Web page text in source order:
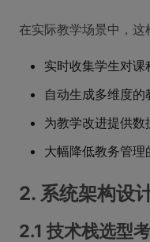
在实际教学场景中，这
实时收集学生对
自动生成多维度
为教学改进提供数
大幅降低教务管理
2. 系统架构设
2.1 技术栈选型